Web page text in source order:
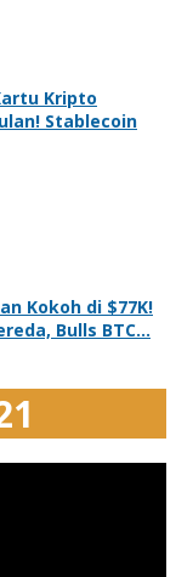
Kripto
Stablecoin
Kokoh di $77K!
Bulls BTC…